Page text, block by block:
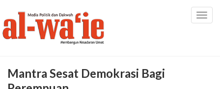
Mantra Sesat Demokrasi Bagi